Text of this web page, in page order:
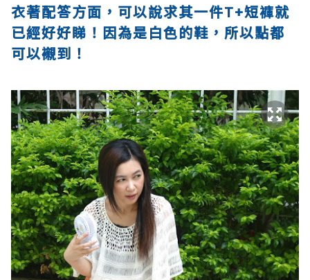
衣著配答方面，可以說求其一件T+短褲就
已經好好睇！因為是白色的鞋，所以點都
可以襯到！